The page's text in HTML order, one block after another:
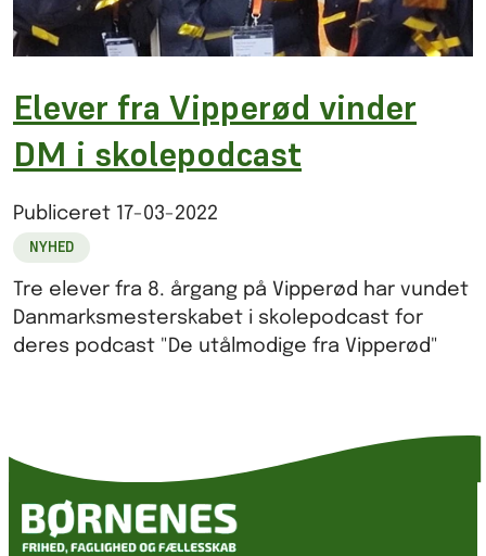
Elever fra Vipperød vinder
DM i skolepodcast
Publiceret 17-03-2022
NYHED
Tre elever fra 8. årgang på Vipperød har vundet
Danmarksmesterskabet i skolepodcast for
deres podcast "De utålmodige fra Vipperød"